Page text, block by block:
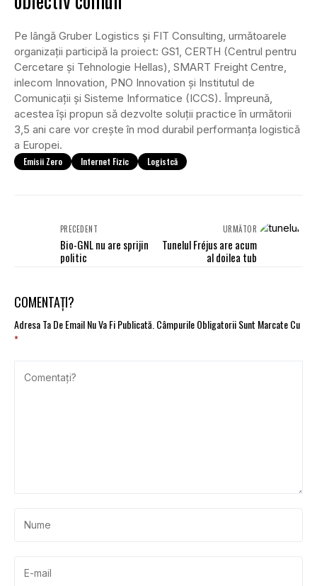
Pe lângă Gruber Logistics și FIT Consulting, următoarele
organizații participă la proiect: GS1, CERTH (Centrul pentru
Cercetare și Tehnologie Hellas), SMART Freight Centre,
inlecom Innovation, PNO Innovation și Institutul de
Comunicații și Sisteme Informatice (ICCS). Împreună,
acestea își propun să dezvolte soluții practice în următorii
3,5 ani care vor crește în mod durabil performanța logistică
a Europei.
Emisii Zero Internet Fizic Logistcă
PRECEDENT
Bio-GNL nu are sprijin
politic
URMĂTOR
Tunelul Fréjus are acum
al doilea tub
COMENTAȚI?
Adresa Ta De Email Nu Va Fi Publicată. Câmpurile Obligatorii Sunt Marcate Cu
*